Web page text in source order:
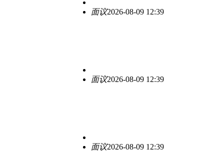
面议2026-08-09 12:39
面议2026-08-09 12:39
面议2026-08-09 12:39